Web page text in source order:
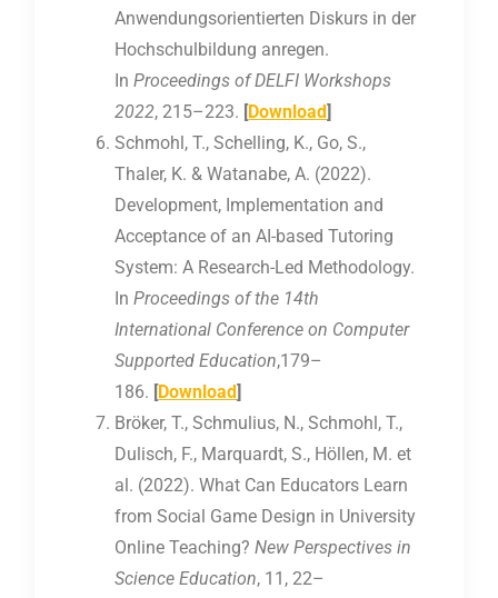
Anwendungsorientierten Diskurs in der
Hochschulbildung anregen.
InProceedings of DELFI Workshops
2022, 215–223. [Download]
Schmohl, T., Schelling, K., Go, S.,
Thaler, K. & Watanabe, A. (2022).
Development, Implementation and
Acceptance of an AI-based Tutoring
System: A Research-Led Methodology.
InProceedings of the 14th
International Conference on Computer
Supported Education,179–
186. [Download]
Bröker, T., Schmulius, N., Schmohl, T.,
Dulisch, F., Marquardt, S., Höllen, M. et
al. (2022). What Can Educators Learn
from Social Game Design in University
Online Teaching?New Perspectives in
Science Education, 11, 22–